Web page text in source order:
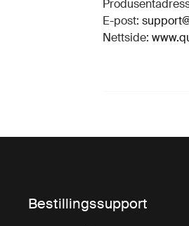
E-post:
Nettside:
Bestillingssupport